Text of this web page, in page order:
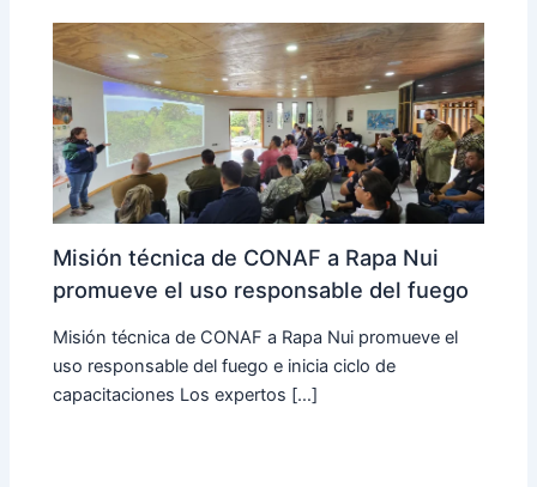
Misión técnica de CONAF a Rapa Nui
promueve el uso responsable del fuego
Misión técnica de CONAF a Rapa Nui promueve el
uso responsable del fuego e inicia ciclo de
capacitaciones Los expertos […]